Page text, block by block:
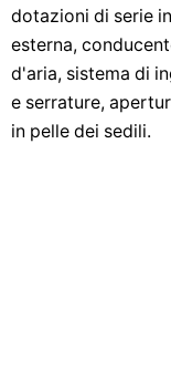
dotazioni di serie
esterna,
d'aria, sistema di
e serrature,
in pelle dei sedili.